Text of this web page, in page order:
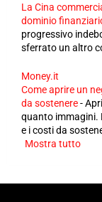
La Cina
dominio
progressivo
sferrato un altro
Money.it
Come aprire un
da sostenere-
quanto immagini.
e i costi da
Mostra tutto